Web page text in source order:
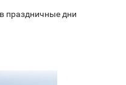
праздничные дни